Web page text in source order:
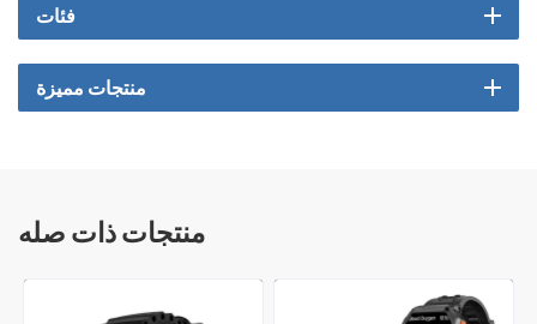
فئات
منتجات مميزة
منتجات ذات صله